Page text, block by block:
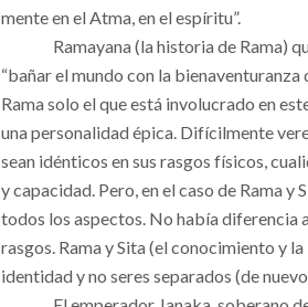
mente en el Atma, en el espíritu”.
Ramayana (la historia de Rama)
“bañar el mundo con la bienaventuranza
Rama solo el que está involucrado en
una personalidad épica. Difícilmente
sean idénticos en sus rasgos físicos,
y capacidad. Pero, en el caso de Rama
todos los aspectos. No había diferencia
rasgos. Rama y Sita (el conocimiento y
identidad y no seres separados (de